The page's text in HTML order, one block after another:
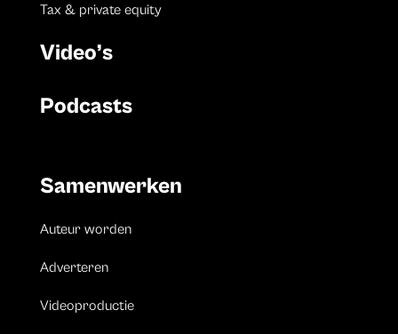
Tax & private equity
Video’s
Podcasts
Samenwerken
Auteur worden
Adverteren
Videoproductie